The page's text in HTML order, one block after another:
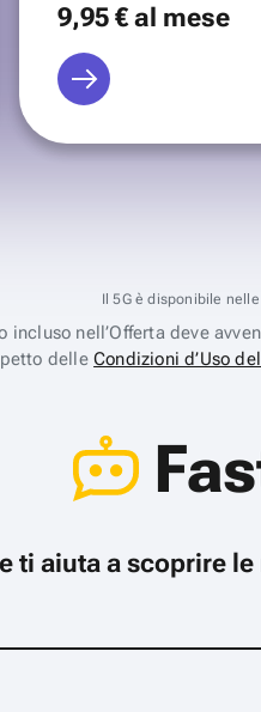
9,95 €al mese
Il 5G è disponibile nelle
incluso nell’Offerta deve
delleCondizioni d’Uso
ti aiuta a scoprire